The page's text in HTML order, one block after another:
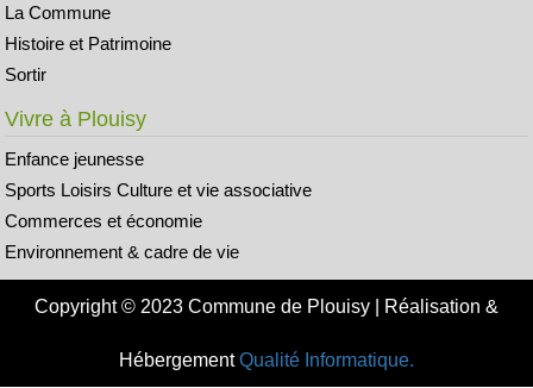
La Commune
Histoire et Patrimoine
Sortir
Vivre à Plouisy
Enfance jeunesse
Sports Loisirs Culture et vie associative
Commerces et économie
Environnement & cadre de vie
Copyright © 2023 Commune de Plouisy | Réalisation &
HébergementQualité Informatique.